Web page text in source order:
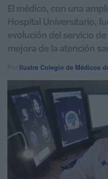
El médico, con una
Hospital Universitario,
evolución del servicio
mejora de la atención
Por Ilustre Colegio de Médicos